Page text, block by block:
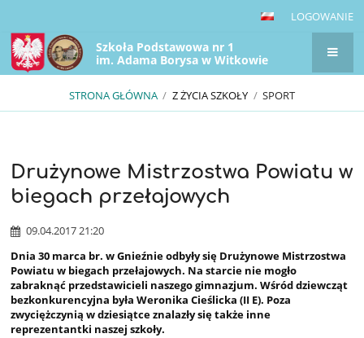
LOGOWANIE
Szkoła Podstawowa nr 1
im. Adama Borysa w Witkowie
STRONA GŁÓWNA / Z ŻYCIA SZKOŁY / SPORT
Sport
Drużynowe Mistrzostwa Powiatu w
biegach przełajowych
09.04.2017 21:20
Dnia 30 marca br. w Gnieźnieodbyły się Drużynowe Mistrzostwa
Powiatu w biegach przełajowych. Na starcie nie mogło
zabraknąć przedstawicieli naszego gimnazjum. Wśród dziewcząt
bezkonkurencyjna była Weronika Cieślicka (II E). Poza
zwyciężczynią w dziesiątce znalazły się także inne
reprezentantki naszej szkoły.